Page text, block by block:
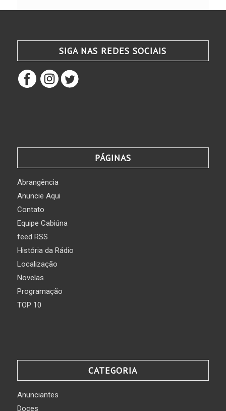
SIGA NAS REDES SOCIAIS
PÁGINAS
Abrangência
Anuncie Aqui
Contato
Equipe Cabiúna
feed RSS
História da Rádio
Localização
Novelas
Programação
TOP 10
CATEGORIA
Anunciantes
Doces